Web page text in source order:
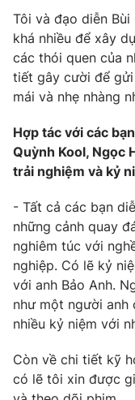
Tôi và đạo diễn
khá nhiều để xây
các thói quen của
tiết gây cười để
mái và nhẹ nhàng
Hợp tác với các
Quỳnh Kool, Ngọc
trải nghiệm và kỷ
- Tất cả các bạn
những cảnh quay
nghiêm túc với
nghiệp. Có lẽ kỷ
với anh Bảo Anh.
như một người anh
nhiều kỷ niệm với
Còn về chi tiết kỹ
có lẽ tôi xin được